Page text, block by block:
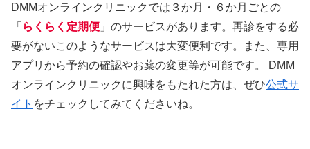
DMMオンラインクリニックでは３か月・６か月ごとの
「 らくらく定期便 」のサービスがあります。再診をする必
要がないこのようなサービスは大変便利です。また、専用
アプリから予約の確認やお薬の変更等が可能です。 DMM
オンラインクリニックに興味をもたれた方は、ぜひ公式サ
イト をチェックしてみてくださいね。